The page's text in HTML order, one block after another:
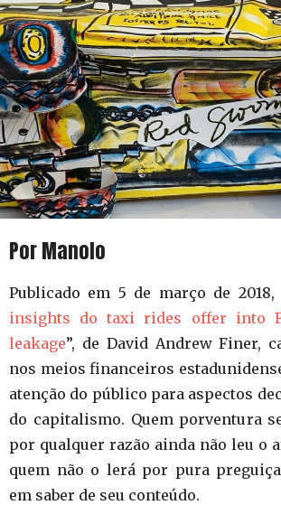
Por Manolo
Publicado em 5 de março de
insights do taxi rides offer into
leakage”, de David Andrew Finer,
nos meios financeiros
atenção do público para aspectos
do capitalismo. Quem porventura
por qualquer razão ainda não leu o
quem não o lerá por pura
em saber de seu conteúdo.